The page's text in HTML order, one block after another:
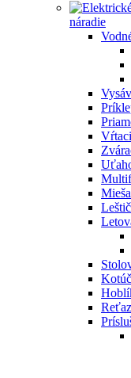
náradie